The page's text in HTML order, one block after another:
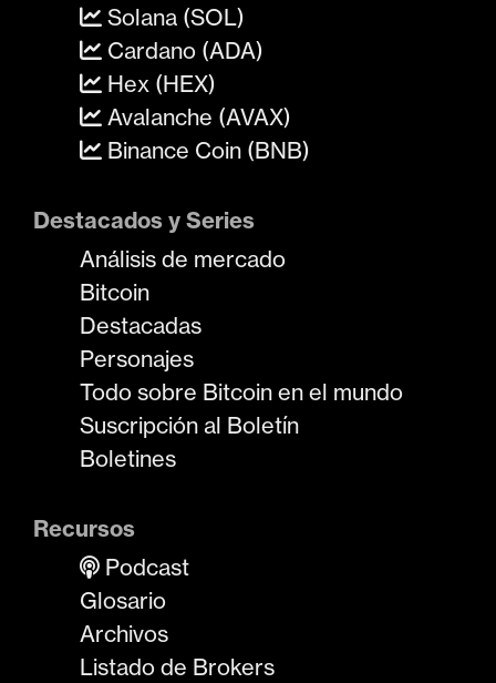
Solana (SOL)
Cardano (ADA)
Hex (HEX)
Avalanche (AVAX)
Binance Coin (BNB)
Destacados y Series
Análisis de mercado
Bitcoin
Destacadas
Personajes
Todo sobre Bitcoin en el mundo
Suscripción al Boletín
Boletines
Recursos
Podcast
Glosario
Archivos
Listado de Brokers